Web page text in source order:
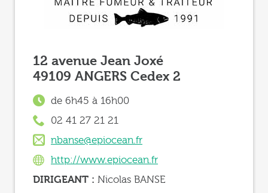
12 avenue Jean Joxé
49109 ANGERS Cedex 2
de 6h45 à 16h00
02 41 27 21 21
nbanse@epiocean.fr
http://www.epiocean.fr
DIRIGEANT : Nicolas BANSE